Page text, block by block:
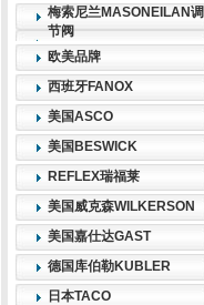
梅索尼兰MASONEILAN调
节阀
欧美品牌
西班牙FANOX
美国ASCO
美国BESWICK
REFLEX瑞福莱
美国威克森WILKERSON
美国嘉仕达GAST
德国库伯勒KUBLER
日本TACO